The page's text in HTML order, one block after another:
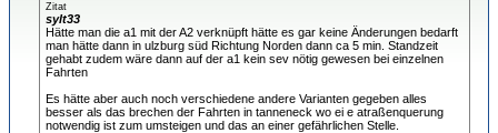
Zitat
sylt33
Hätte man die a1 mit der A2 verknüpft hätte es gar keine Änderungen bedarft
man hätte dann in ulzburg süd Richtung Norden dann ca 5 min. Standzeit
gehabt zudem wäre dann auf der a1 kein sev nötig gewesen bei einzelnen
Fahrten
Es hätte aber auch noch verschiedene andere Varianten gegeben alles
besser als das brechen der Fahrten in tanneneck wo ei e atraßenquerung
notwendig ist zum umsteigen und das an einer gefährlichen Stelle.